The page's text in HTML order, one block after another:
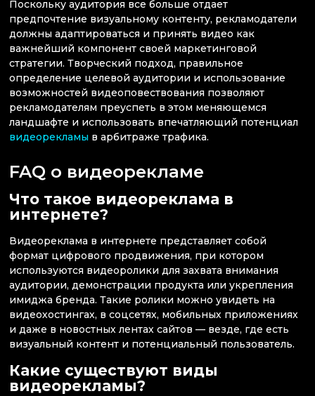
Поскольку аудитория все больше отдает
предпочтение визуальному контенту, рекламодатели
должны адаптироваться и принять видео как
важнейший компонент своей маркетинговой
стратегии. Творческий подход, правильное
определение целевой аудитории и использование
возможностей видеоповествования позволяют
рекламодателям преуспеть в этом меняющемся
ландшафте и использовать впечатляющий потенциал
видеорекламы в арбитраже трафика.
FAQ о видеорекламе
Что такое видеореклама в
интернете?
Видеореклама в интернете представляет собой
формат цифрового продвижения, при котором
используются видеоролики для захвата внимания
аудитории, демонстрации продукта или укрепления
имиджа бренда. Такие ролики можно увидеть на
видеохостингах, в соцсетях, мобильных приложениях
и даже в новостных лентах сайтов — везде, где есть
визуальный контент и потенциальный пользователь.
Какие существуют виды
видеорекламы?